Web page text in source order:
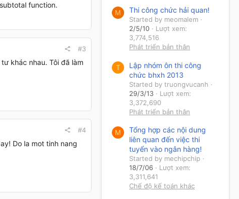
function.
#3
khác nhau. Tôi đã làm
#4
Do la mot tinh nang
M Thi công chức hải quan!
Started by meomalem
2/5/10
Lượt xem:
3,774,516
Phát triển bản thân
T
Lập nhóm ôn thi công
chức bhxh 2013
Started by truongvucanh
29/3/13
Lượt xem:
3,372,690
Phát triển bản thân
M
Tổng hợp các nội dung
liên quan đến việc thi
tuyển vào ngân hàng!
Started by mechipchip
18/7/06
Lượt xem:
3,311,641
Chế độ kế toán khác